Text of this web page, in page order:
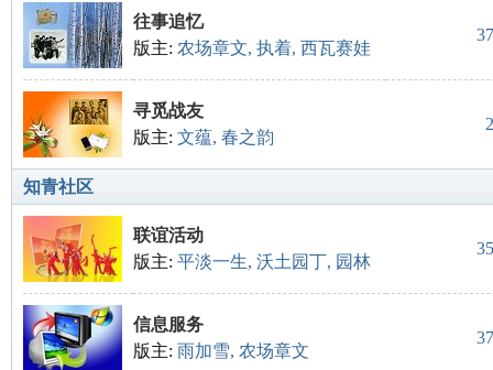
知
青
往事追忆
版主: 农场章文, 执着, 西瓦赛娃
寻觅战友
版主: 文蕴, 春之韵
知青社区
联谊活动
版主: 平淡一生, 沃土园丁, 园林
信息服务
版主: 雨加雪, 农场章文